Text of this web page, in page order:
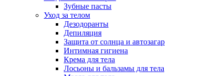
Зубные пасты
Уход за телом
Дезодоранты
Депиляция
Защита от солнца и автозагар
Интимная гигиена
Крема для тела
Лосьоны и бальзамы для тела